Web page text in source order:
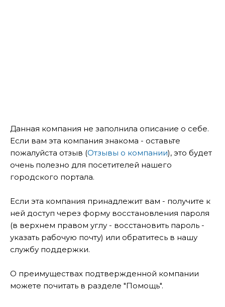
Данная компания не заполнила описание о себе.
Если вам эта компания знакома - оставьте
пожалуйста отзыв (Отзывы о компании), это будет
очень полезно для посетителей нашего
городского портала.
Если эта компания принадлежит вам - получите к
ней доступ через форму восстановления пароля
(в верхнем правом углу - восстановить пароль -
указать рабочую почту) или обратитесь в нашу
службу поддержки.
О преимуществах подтвержденной компании
можете почитать в разделе "Помощь".